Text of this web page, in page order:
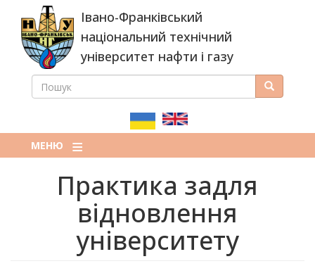
основного
вмісту
Івано-Франківський
національний технічний
університет нафти і газу
ПОШУКОВА
ПОШУК Пошук
МЕНЮ
Практика задля
відновлення
університету